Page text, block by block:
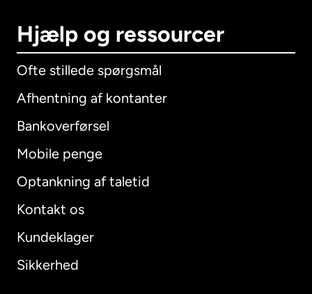
Hjælp og ressourcer
Ofte stillede spørgsmål
Afhentning af kontanter
Bankoverførsel
Mobile penge
Optankning af taletid
Kontakt os
Kundeklager
Sikkerhed